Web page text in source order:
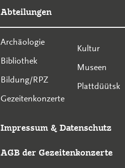
Abteilungen
Archäologie
Bibliothek
Bildung/RPZ
Gezeitenkonzerte
Kultur
Museen
Plattdüütsk
Impressum & Datenschutz
AGB der Gezeitenkonzerte